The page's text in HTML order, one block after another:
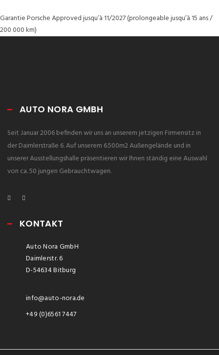
Garantie Porsche Approved jusqu’à 11/2027 (prolongeable jusqu’à 15 ans /
200 000 km)
AUTO NORA GMBH
Seit Januar 2006 befinden wir uns an unserem jetzigen Firmensitz in
der Daimlerstraße 6. Auf unserem 6.500m2 Außengelände und in
unserer Ausstellungshalle präsentieren wir Ihnen ständig eine Auswahl
von ca. 50 jungen Gebrauchtwagen.
KONTAKT
Auto Nora GmbH
Daimlerstr. 6
D-54634 Bitburg
info@auto-nora.de
+49 (0)6561 7447